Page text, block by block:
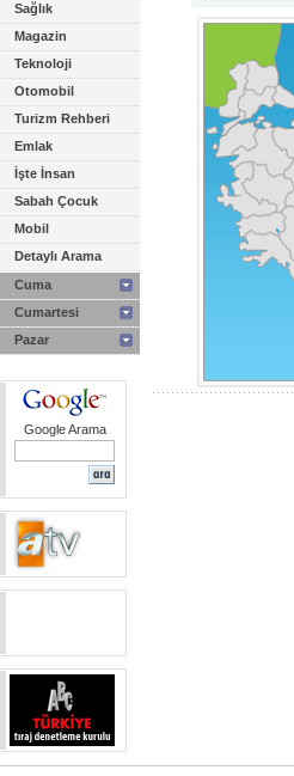
Sağlık
Magazin
Teknoloji
Otomobil
Turizm Rehberi
Emlak
İşte İnsan
Sabah Çocuk
Mobil
Detaylı Arama
Cuma
Cumartesi
Pazar
Google Arama